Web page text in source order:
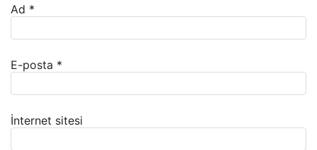
Ad *
E-posta *
İnternet sitesi